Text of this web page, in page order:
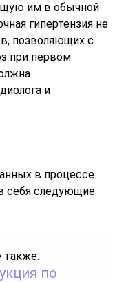
им в обычной
гипертензия не
позволяющих с
при первом
и
в процессе
себя следующие
также:
по